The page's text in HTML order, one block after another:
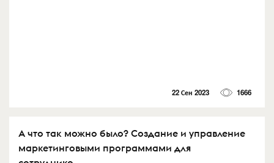
22 Сен 2023 1666
А что так можно было? Создание и управление
маркетинговыми программами для